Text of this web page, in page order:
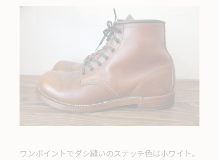
ワンポイントでダシ縫いのステッチ色はホワイト。